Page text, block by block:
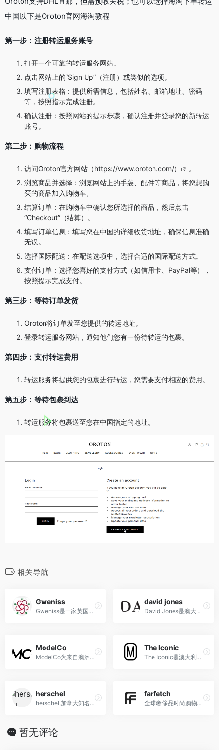
中国以下是Oroton官网海淘教程
第一步：注册转运服务账号
打开一个可靠的转运服务网站。
点击网站上的“Sign Up”（注册）或类似的选项。
填写注册表格：提供所需信息，包括姓名、邮箱地址、密码
等，按照指示完成注册。
确认注册：按照网站的提示步骤，确认注册并登录您的新转运
账号。
第二步：购物流程
访问Oroton官方网站（https://www.oroton.com/）
。
浏览商品并选择：浏览网站上的手袋、配件等商品，将您想购
买的商品加入购物车。
结算订单：在购物车中确认您所选择的商品，然后点击
“Checkout”（结算）。
填写订单信息：填写您在中国的详细收货地址，确保信息准确
无误。
选择国际配送：在配送选项中，选择合适的国际配送方式。
支付订单：选择您喜好的支付方式（如信用卡、PayPal等），
按照提示完成支付。
第三步：等待订单发货
Oroton将订单发至您提供的转运地址。
登录转运服务网站，通知他们您有一份待转运的包裹。
第四步：支付转运费用
转运服务将提供您的包裹进行转运，您需要支付相应的费用。
第五步：等待包裹到达
转运服务将包裹送至您在中国指定的地址。
相关导航
Gweniss
Gweniss是一家英国手工制作的皮革品牌，专注于打造经典时尚的高质量皮革包包和配件。直邮中国，全球免邮，支持支付宝
david jones
David Jones是澳大利亚历史最悠久的百货公司
ModelCo
ModelCo为来自澳洲的新兴美妆品牌，是由资深模特儿经纪人Shelley Barrett所创立。
The Iconic
The Iconic是澳大利亚领先的时尚与服装在线零售商，提供来自世界各地知名品牌的时尚、服装、鞋履、配饰等产品，以丰富的选择和优质的服务备受消费者喜爱。
herschel
herschel,加拿大知名包袋品牌
farfetch
全球奢侈品时尚购物折扣平台,汇集国际3000多个奢侈品品牌及时尚单品任你挑选。海外直邮,正品保障
暂无评论